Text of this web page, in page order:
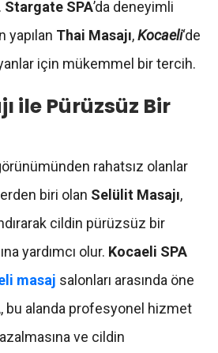
Stargate SPA’da deneyimli
yapılan Thai Masajı,Kocaeli‘de
için mükemmel bir tercih.
ile Pürüzsüz Bir
rahatsız olanlar
biri olan Selülit Masajı,
cildin pürüzsüz bir
yardımcı olur. Kocaeli SPA
masaj salonları arasında öne
, bu alanda profesyonel hizmet
ve cildin